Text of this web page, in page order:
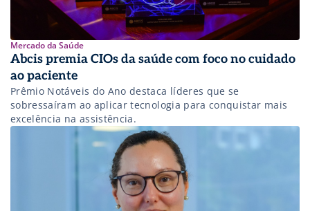
Mercado da Saúde
Abcis premia CIOs da saúde com foco no cuidado
ao paciente
Prêmio Notáveis do Ano destaca líderes que se
sobressaíram ao aplicar tecnologia para conquistar mais
excelência na assistência.